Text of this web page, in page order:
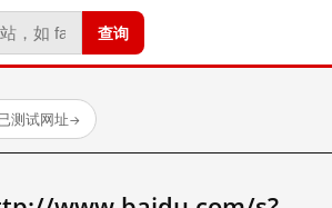
查询
测试网址→